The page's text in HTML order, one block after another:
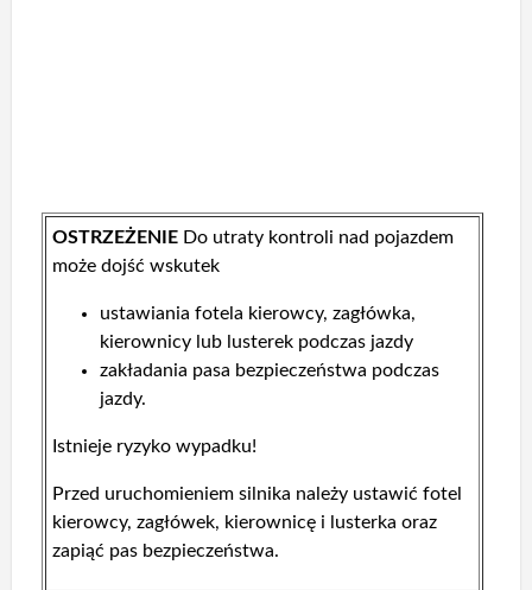
OSTRZEŻENIE Do utraty kontroli nad pojazdem
może dojść wskutek
ustawiania fotela kierowcy, zagłówka,
kierownicy lub lusterek podczas jazdy
zakładania pasa bezpieczeństwa podczas
jazdy.
Istnieje ryzyko wypadku!
Przed uruchomieniem silnika należy ustawić fotel
kierowcy, zagłówek, kierownicę i lusterka oraz
zapiąć pas bezpieczeństwa.